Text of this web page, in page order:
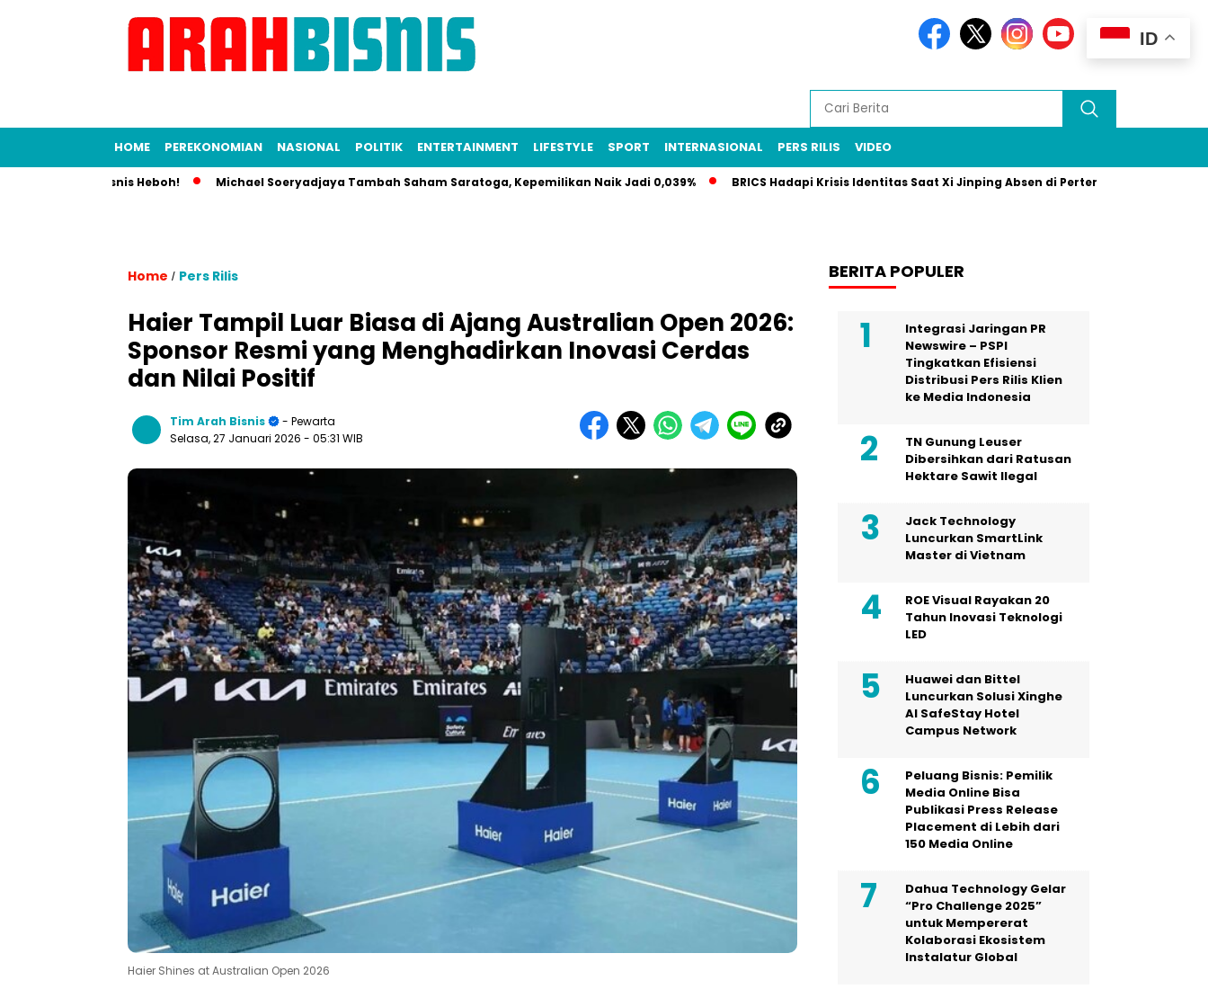
HOME PEREKONOMIAN NASIONAL POLITIK ENTERTAINMENT LIFESTYLE SPORT INTERNASIONAL PERS RILIS VIDEO
Bisnis Heboh! Michael Soeryadjaya Tambah Saham Saratoga, Kepemilikan Naik Jadi 0,039% BRICS Hadapi Krisis Identitas Saat Xi Jinping Absen di Pertemuan Puncak Rio
Home / Pers Rilis
Haier Tampil Luar Biasa di Ajang Australian Open 2026:
Sponsor Resmi yang Menghadirkan Inovasi Cerdas
dan Nilai Positif
Tim Arah Bisnis
- Pewarta
Selasa, 27 Januari 2026 - 05:31 WIB
Haier Shines at Australian Open 2026
BERITA POPULER
Integrasi Jaringan PR
Newswire – PSPI
Tingkatkan Efisiensi
Distribusi Pers Rilis Klien
ke Media Indonesia
TN Gunung Leuser
Dibersihkan dari Ratusan
Hektare Sawit Ilegal
Jack Technology
Luncurkan SmartLink
Master di Vietnam
ROE Visual Rayakan 20
Tahun Inovasi Teknologi
LED
Huawei dan Bittel
Luncurkan Solusi Xinghe
Al SafeStay Hotel
Campus Network
Peluang Bisnis: Pemilik
Media Online Bisa
Publikasi Press Release
Placement di Lebih dari
150 Media Online
Dahua Technology Gelar
“Pro Challenge 2025”
untuk Mempererat
Kolaborasi Ekosistem
Instalatur Global
ID